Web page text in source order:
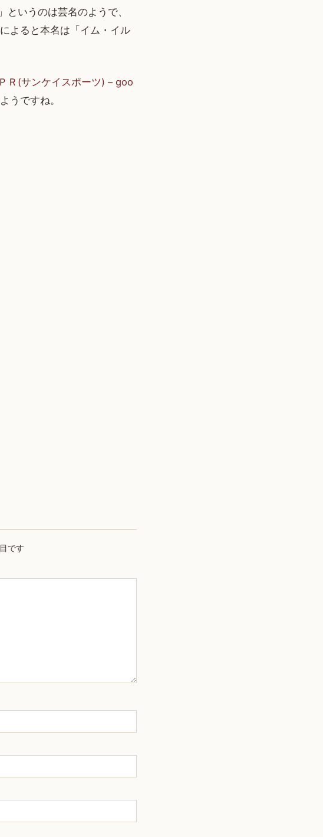
いうのは芸名のようで、
によると本名は「イム・イル
Ｒ(サンケイスポーツ) – goo
うですね。
です